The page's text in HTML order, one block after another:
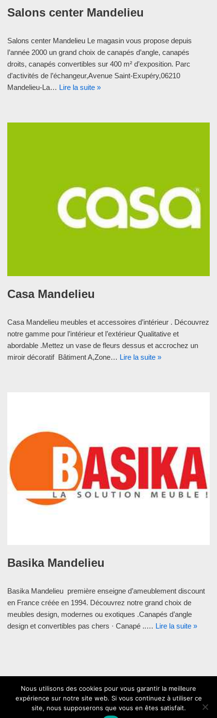
Salons center Mandelieu
Salons center Mandelieu Le magasin vous propose depuis
l’année 2000 un grand choix de canapés d’angle, canapés
droits, canapés convertibles sur 400 m² d’exposition. Parc
d’activités de l’échangeur,Avenue Saint-Exupéry,06210
Mandelieu-La… Lire la suite »
Casa Mandelieu
Casa Mandelieu meubles et accessoires d’intérieur . Découvrez
notre gamme pour l’intérieur et l’extérieur Qualitative et
abordable .Mettez un vase de fleurs dessus et accrochez un
miroir décoratif Bâtiment A,Zone… Lire la suite »
Basika Mandelieu
Basika Mandelieu première enseigne d’ameublement discount
en France créée en 1994. Découvrez notre grand choix de
meubles design, modernes ou exotiques .Canapés d’angle
design et convertibles pas chers · Canapé ..… Lire la suite »
Nous utilisons des cookies pour vous garantir la meilleure
expérience sur notre site web. Si vous continuez à utiliser ce
site, nous supposerons que vous en êtes satisfait.